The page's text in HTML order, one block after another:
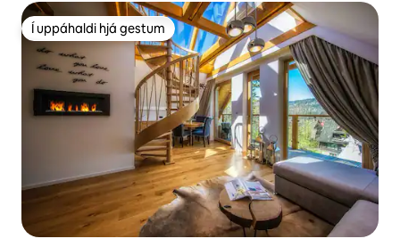
Í uppáhaldi hjá gestum
Í uppáhaldi hjá gestum